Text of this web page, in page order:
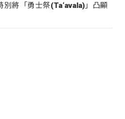
別將「勇士祭(Ta‘avala)」凸顯